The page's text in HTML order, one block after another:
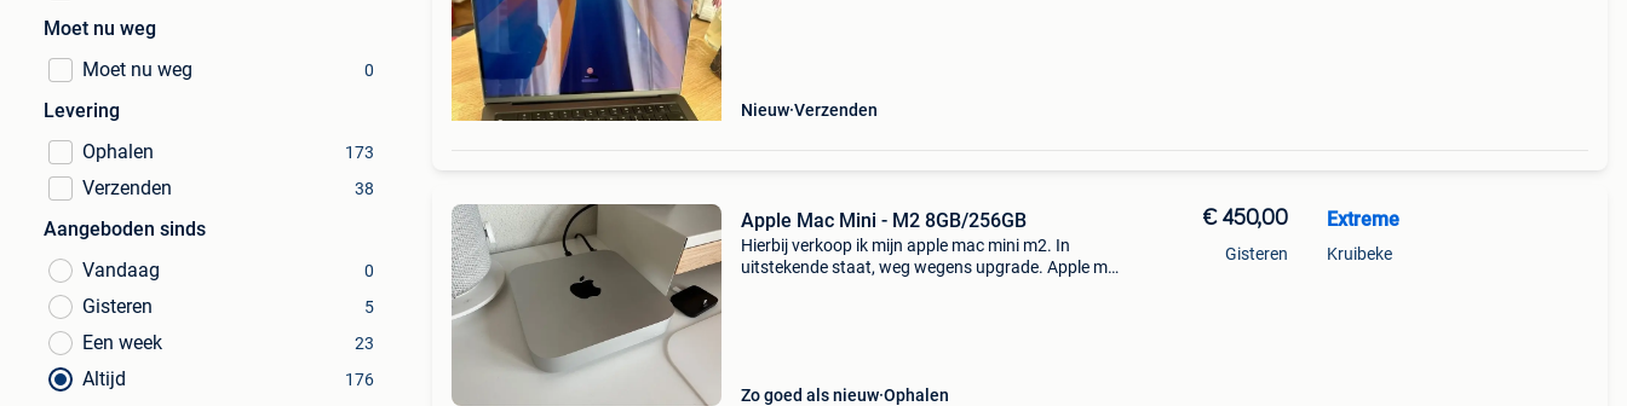
Moet nu weg
Moet nu weg
0
Levering
Ophalen
173
Verzenden 38
Aangeboden sinds
Vandaag
0
Gisteren 5
Een week 23
Altijd 176
Nieuw Verzenden
Apple Mac Mini - M2 8GB/256GB
Hierbij verkoop ik mijn apple mac mini m2. In
uitstekende staat, weg wegens upgrade. Apple m2
Zo goed als nieuw Ophalen
€ 450,00
Gisteren
Extreme
Kruibeke